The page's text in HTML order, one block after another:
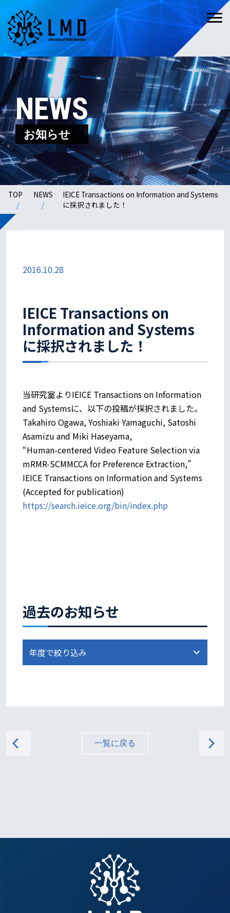
NEWS
お知らせ
TOP NEWS
IEICE Transactions on Information and Systems
に採択されました！
過去のお知らせ
2016.10.28
IEICE Transactions on
Information and Systems
に採択されました！
当研究室よりIEICE Transactions on Information
and Systemsに、以下の投稿が採択されました。
Takahiro Ogawa, Yoshiaki Yamaguchi, Satoshi
Asamizu and Miki Haseyama,
“Human-centered Video Feature Selection via
mRMR-SCMMCCA for Preference Extraction,”
IEICE Transactions on Information and Systems
(Accepted for publication)
https://search.ieice.org/bin/index.php
arrow_back_ios 一覧に戻る arrow_forward_ios